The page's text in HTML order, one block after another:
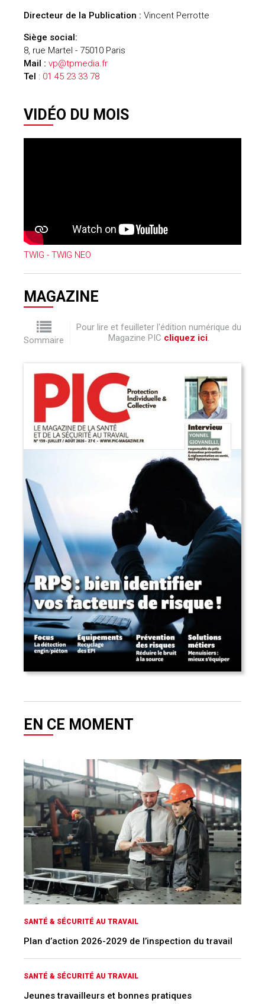
Directeur de la Publication : Vincent Perrotte
Siège social:
8, rue Martel - 75010 Paris
Mail : vp@tpmedia.fr
Tel : 01 45 23 33 78
VIDÉO DU MOIS
TWIG - TWIG NEO
MAGAZINE
Sommaire
Pour lire et feuilleter l'édition numérique du
Magazine PIC cliquez ici.
EN CE MOMENT
SANTÉ & SÉCURITÉ AU TRAVAIL
Plan d’action 2026-2029 de l’inspection du travail
SANTÉ & SÉCURITÉ AU TRAVAIL
Jeunes travailleurs et bonnes pratiques